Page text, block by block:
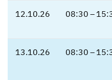
12.10.26 08:30 –
13.10.26 08:30 –